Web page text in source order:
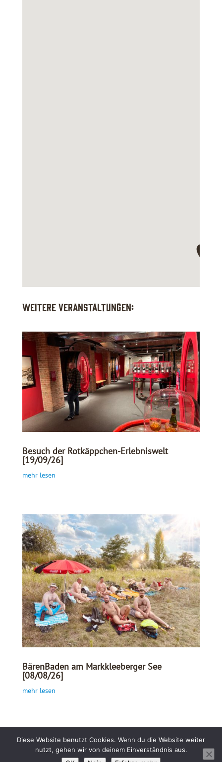
Weitere Veranstaltungen:
Besuch der Rotkäppchen-Erlebniswelt
[19/09/26]
mehr lesen
BärenBaden am Markkleeberger See
[08/08/26]
mehr lesen
© Leipzig Bären |Impressum|Kontakt|
Diese Website benutzt Cookies. Wenn du die Website weiter
nutzt, gehen wir von deinem Einverständnis aus.